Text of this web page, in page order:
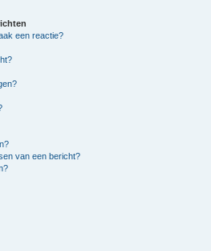
een reactie?
van een bericht?